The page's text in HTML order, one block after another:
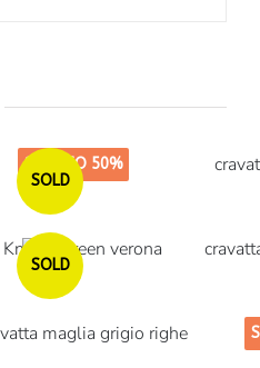
SCONTO 50%
SOLD
Esaurito
SOLD
Esaurito